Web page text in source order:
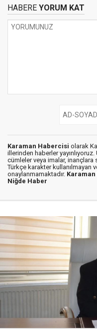
HABERE YORUM KAT
Karaman Habercisi olarak
illerinden haberler
cümleler veya imalar, inançlara
Türkçe karakter kullanılmayan
onaylanmamaktadır. Karaman
Niğde Haber